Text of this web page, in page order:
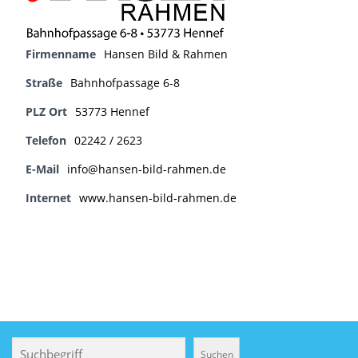
Firmenname Hansen Bild & Rahmen
Straße Bahnhofpassage 6-8
PLZ Ort 53773 Hennef
Telefon 02242 / 2623
E-Mail info@hansen-bild-rahmen.de
Internet www.hansen-bild-rahmen.de
Suchen
Suchen